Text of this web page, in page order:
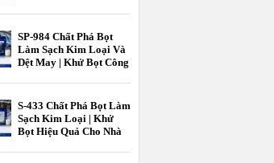
SP-984 Chất Phá Bọt
Làm Sạch Kim Loại Và
Dệt May | Khử Bọt Công
S-433 Chất Phá Bọt Làm
Sạch Kim Loại | Khử
Bọt Hiệu Quả Cho Nhà